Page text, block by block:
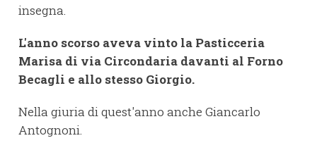
insegna.
L'anno scorso aveva vinto la Pasticceria
Marisa di via Circondaria davanti al Forno
Becagli e allo stesso Giorgio.
Nella giuria di quest'anno anche Giancarlo
Antognoni.